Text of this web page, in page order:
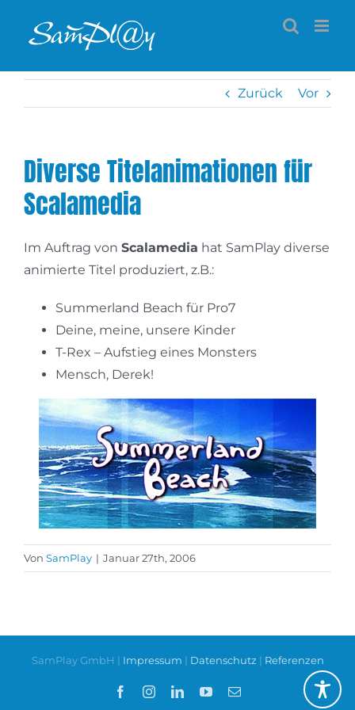
Inhalt
Zurück Vor
Diverse Titelanimationen für
Scalamedia
Im Auftrag von Scalamedia hat SamPlay diverse
animierte Titel produziert, z.B.:
Summerland Beach für Pro7
Deine, meine, unsere Kinder
T-Rex – Aufstieg eines Monsters
Mensch, Derek!
Von SamPlay | Januar 27th, 2006
SamPlay GmbH | Impressum | Datenschutz | Referenzen
FacebookInstagramLinkedInYouTube
E-